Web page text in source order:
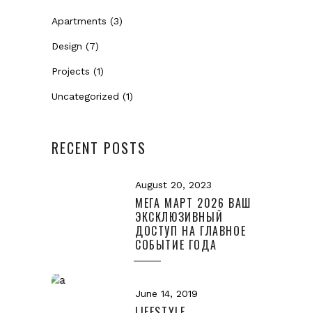
Apartments (3)
Design (7)
Projects (1)
Uncategorized (1)
RECENT POSTS
August 20, 2023
МЕГА МАРТ 2026 ВАШ
ЭКСКЛЮЗИВНЫЙ
ДОСТУП НА ГЛАВНОЕ
СОБЫТИЕ ГОДА
June 14, 2019